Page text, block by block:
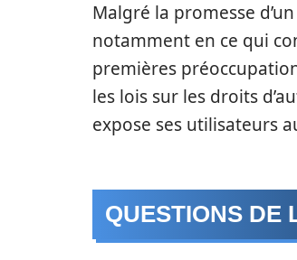
Malgré la promesse
notamment en ce qui
premières
les lois sur les droits
expose ses utilisateurs
QUESTIONS DE